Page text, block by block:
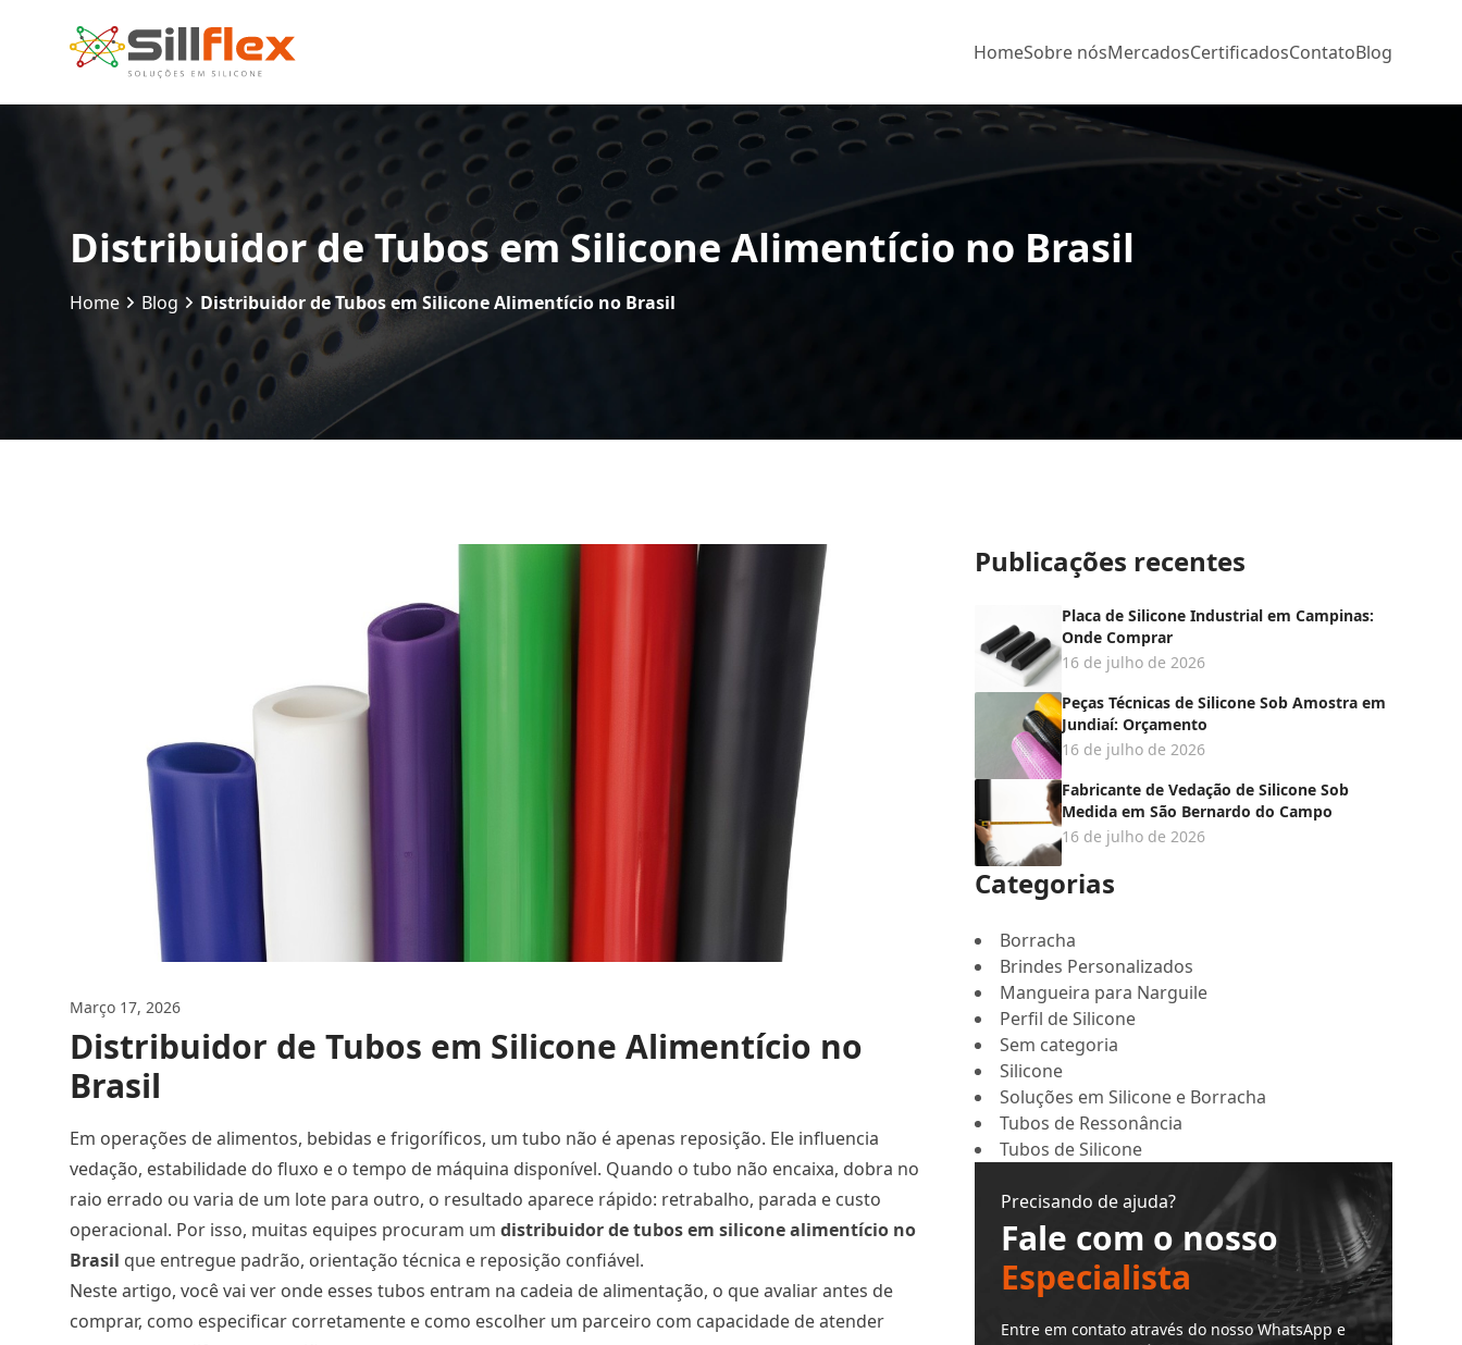
HomeSobre nósMercadosCertificadosContatoBlog
Distribuidor de Tubos em Silicone Alimentício no Brasil
Home Blog Distribuidor de Tubos em Silicone Alimentício no Brasil
Março 17, 2026
Distribuidor de Tubos em Silicone Alimentício no
Brasil
Em operações de alimentos, bebidas e frigoríficos, um tubo não é apenas reposição. Ele influencia
vedação, estabilidade do fluxo e o tempo de máquina disponível. Quando o tubo não encaixa, dobra no
raio errado ou varia de um lote para outro, o resultado aparece rápido: retrabalho, parada e custo
operacional. Por isso, muitas equipes procuram um distribuidor de tubos em silicone alimentício no
Brasil que entregue padrão, orientação técnica e reposição confiável.
Neste artigo, você vai ver onde esses tubos entram na cadeia de alimentação, o que avaliar antes de
comprar, como especificar corretamente e como escolher um parceiro com capacidade de atender
Publicações recentes
Placa de Silicone Industrial em Campinas:
Onde Comprar
16 de julho de 2026
Peças Técnicas de Silicone Sob Amostra em
Jundiaí: Orçamento
16 de julho de 2026
Fabricante de Vedação de Silicone Sob
Medida em São Bernardo do Campo
16 de julho de 2026
Categorias
Borracha
Brindes Personalizados
Mangueira para Narguile
Perfil de Silicone
Sem categoria
Silicone
Soluções em Silicone e Borracha
Tubos de Ressonância
Tubos de Silicone
Precisando de ajuda?
Fale com o nosso
Especialista
Entre em contato através do nosso WhatsApp e